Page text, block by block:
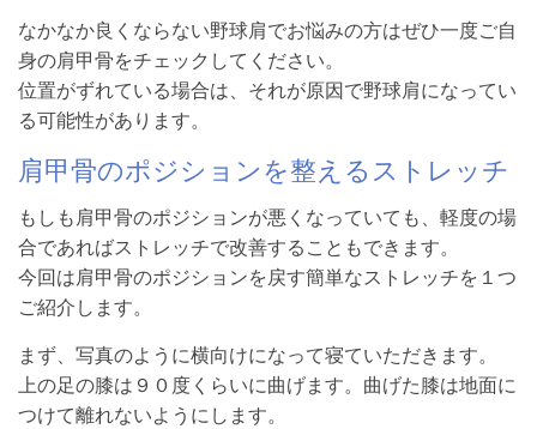
なかなか良くならない野球肩でお悩みの方はぜひ一度ご自
身の肩甲骨をチェックしてください。
位置がずれている場合は、それが原因で野球肩になってい
る可能性があります。
肩甲骨のポジションを整えるストレッチ
もしも肩甲骨のポジションが悪くなっていても、軽度の場
合であればストレッチで改善することもできます。
今回は肩甲骨のポジションを戻す簡単なストレッチを１つ
ご紹介します。
まず、写真のように横向けになって寝ていただきます。
上の足の膝は９０度くらいに曲げます。曲げた膝は地面に
つけて離れないようにします。